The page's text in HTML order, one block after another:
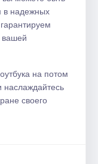
в надежных
вашей
на потом
своего